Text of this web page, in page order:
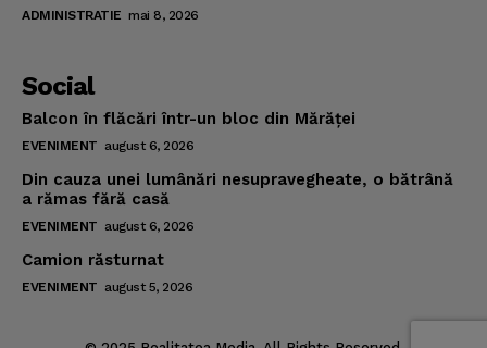
ADMINISTRATIE mai 8, 2026
Social
Balcon în flăcări într-un bloc din Mărăţei
EVENIMENT august 6, 2026
Din cauza unei lumânări nesupravegheate, o bătrână
a rămas fără casă
EVENIMENT august 6, 2026
Camion răsturnat
EVENIMENT august 5, 2026